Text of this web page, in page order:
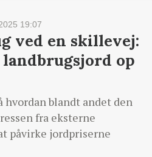
19:07
ved en skillevej:
op
hvordan blandt andet den
fra eksterne
påvirke jordpriserne